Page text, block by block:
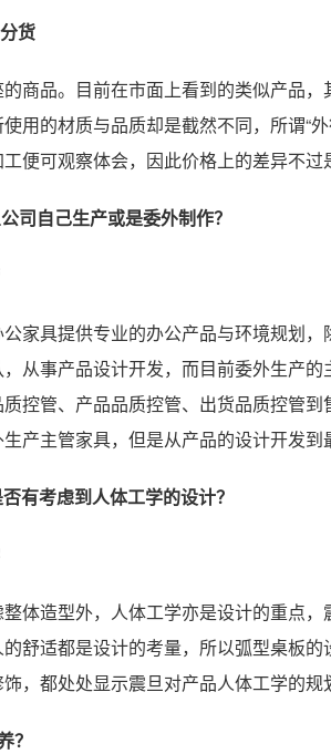
货
商品。目前在市面上看到的类似产品
用的材质与品质却是截然不同，所谓“
便可观察体会，因此价格上的差异不过
司自己生产或是委外制作？
家具提供专业的办公产品与环境规划
从事产品设计开发，而目前委外生产的
控管、产品品质控管、出货品质控管
产主管家具，但是从产品的设计开发到
有考虑到人体工学的设计？
体造型外，人体工学亦是设计的重点
舒适都是设计的考量，所以弧型桌板
，都处处显示震旦对产品人体工学的规
？